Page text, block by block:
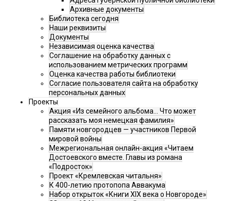
Архивные документы
Библиотека сегодня
Наши реквизиты
Документы
Независимая оценка качества
Соглашение на обработку данных с
использованием метрических программ
Оценка качества работы библиотеки
Согласие пользователя сайта на обработку
персональных данных
Проекты
Акция «Из семейного альбома... Что может
рассказать моя немецкая фамилия»
Памяти новгородцев — участников Первой
мировой войны
Межрегиональная онлайн-акция «Читаем
Достоевского вместе. Главы из романа
«Подросток»
Проект «Кремлевская читальня»
К 400-летию протопопа Аввакума
Набор открыток «Книги XIX века о Новгороде»